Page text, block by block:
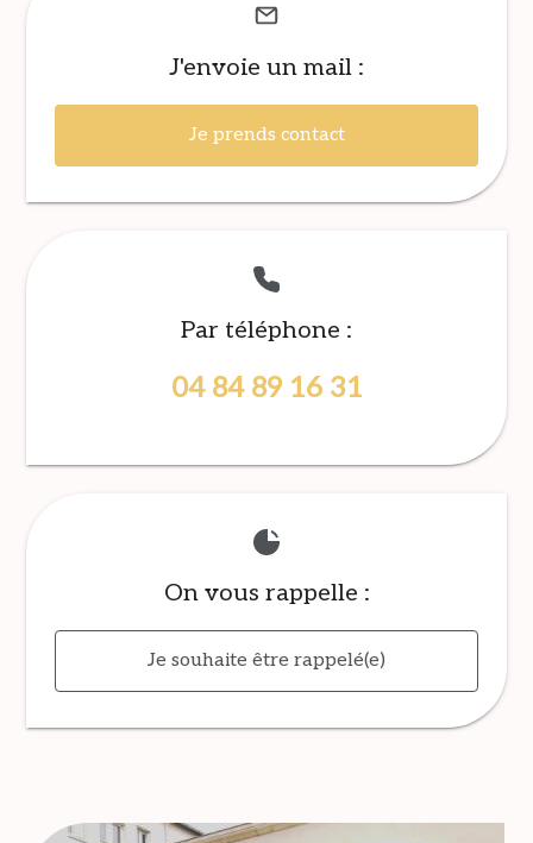
J'envoie un mail :
Je prends contact
Par téléphone :
04 84 89 16 31
On vous rappelle :
Je souhaite être rappelé(e)